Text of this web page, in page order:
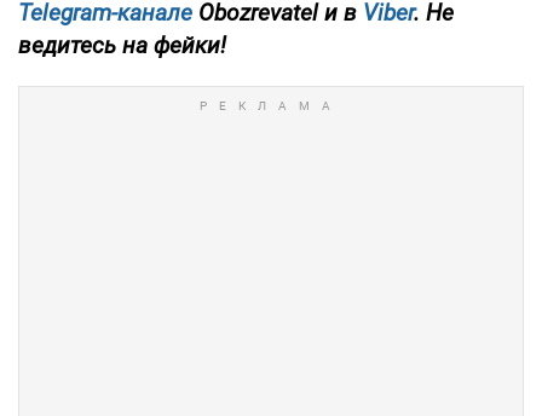
Telegram-канале Obozrevatel и в Viber. Не
ведитесь на фейки!